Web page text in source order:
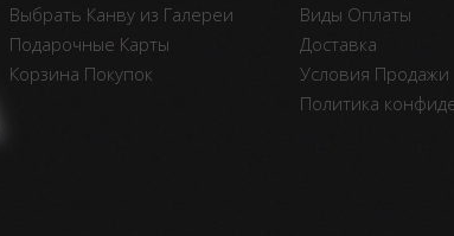
Выбрать Канву из Галереи
Подарочные Карты
Корзина Покупок
Виды Оплаты
Доставка
Условия Продажи
Политика